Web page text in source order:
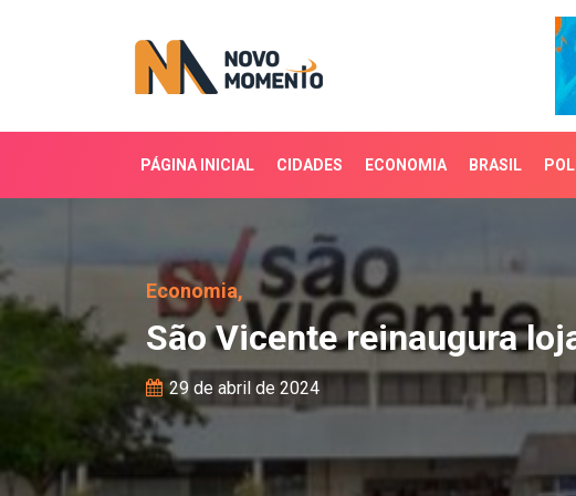
PÁGINA INICIAL CIDADES ECONOMIA BRASIL
São Vicente reinaugura loja
Economia,
São Vicente reinaugura
29 de abril de 2024